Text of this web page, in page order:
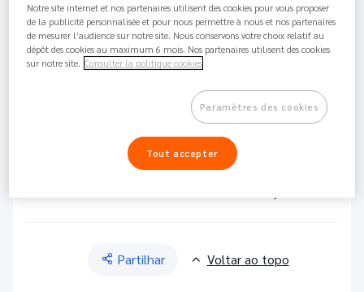
Como consultar o meu IBAN?
Aceda à sua Área de Cliente:
Clique na aba “Perfil” e depois em “Ver o meu
Receba-o por SMS ao enviar “IBAN” para o 927
Dirija-se ao seu Agente Nickel e peça a impressão
do seu IBAN. Terá de apresentar o seu cartão
Partilhar Voltar ao topo
Notre site internet et nos partenaires utilisent des cookies pour vous proposer
de la publicité personnalisée et pour nous permettre à nous et nos partenaires
de mesurer l’audience sur notre site. Nous conservons votre choix relatif au
dépôt des cookies au maximum 6 mois. Nos partenaires utilisent des cookies
sur notre site. Consulter la politique cookies
Paramètres des cookies
Tout accepter